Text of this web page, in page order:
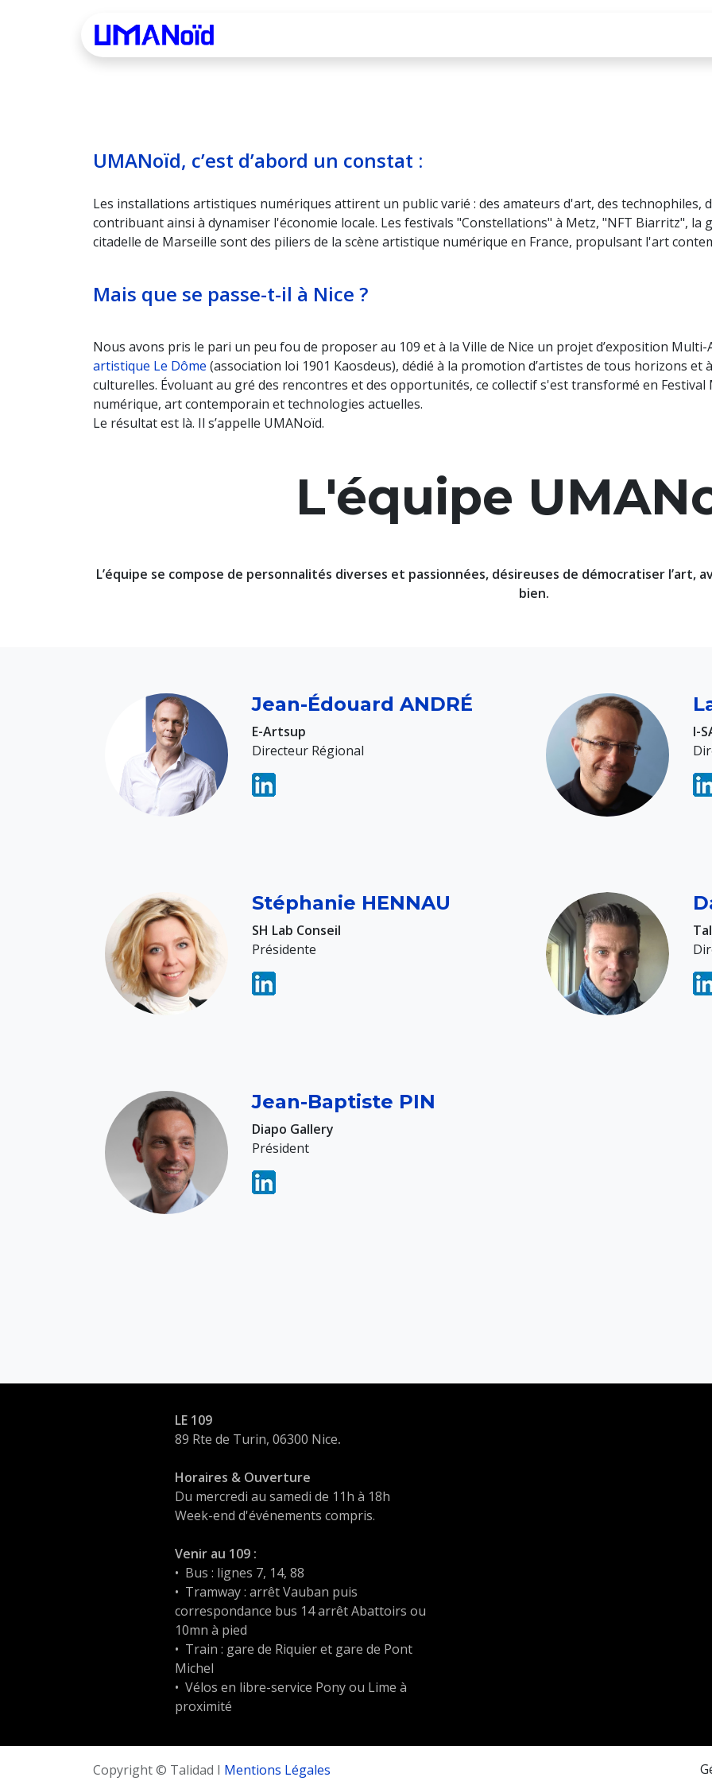
UMANoïd, c’est d’abord un constat :
Les installations artistiques numériques attirent un public varié : des amateurs d'art, des technophiles,
contribuant ainsi à dynamiser l'économie locale. Les festivals "Constellations" à Metz, "NFT Biarritz", la
citadelle de Marseille sont des piliers de la scène artistique numérique en France, propulsant l'art
Mais que se passe-t-il à Nice ?
Nous avons pris le pari un peu fou de proposer au 109 et à la Ville de Nice un projet d’exposition
artistique Le Dôme (association loi 1901 Kaosdeus), dédié à la promotion d’artistes de tous horizons et
culturelles. Évoluant au gré des rencontres et des opportunités, ce collectif s'est transformé en
numérique, art contemporain et technologies actuelles.
Le résultat est là. Il s’appelle UMANoïd.
L'équipe
L’équipe se compose de personnalités diverses et passionnées, désireuses de démocratiser l’art,
bien.
Jean-Édouard ANDRÉ
E-Artsup
Directeur Régional
Stéphanie HENNAU
SH Lab Conseil
Présidente
I-
Jean-Baptiste PIN
Diapo Gallery
Président
LE 109
89 Rte de Turin, 06300 Nice.
Horaires & Ouverture
Du mercredi au samedi de 11h à 18h
Week-end d'événements compris.
Venir au 109 :
•⁠ ⁠Bus : lignes 7, 14, 88
•⁠ ⁠Tramway : arrêt Vauban puis
correspondance bus 14 arrêt Abattoirs ou
10mn à pied
•⁠ ⁠Train : gare de Riquier et gare de Pont
Michel
•⁠ ⁠Vélos en libre-service Pony ou Lime à
proximité
Copyright © Talidad I Mentions Légales